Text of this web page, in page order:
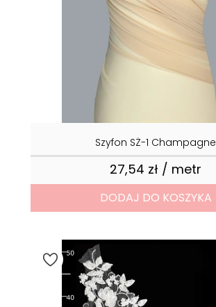
Szyfon SŻ-1 Champagne
27,54 zł / metr
DODAJ DO KOSZYKA